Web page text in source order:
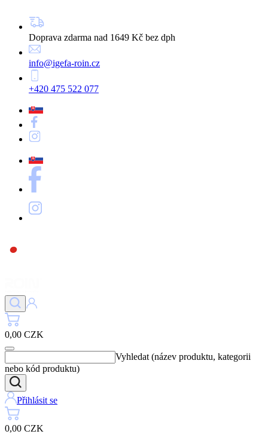
Doprava zdarma nad 1649 Kč bez dph
info@igefa-roin.cz
+420 475 522 077
0,00 CZK
Vyhledat (název produktu, kategorii
nebo kód produktu)
Přihlásit se
0,00 CZK